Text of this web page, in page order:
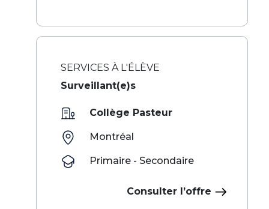
SERVICES À L'ÉLÈVE
Surveillant(e)s
Collège Pasteur
Montréal
Primaire - Secondaire
Consulter l’offre